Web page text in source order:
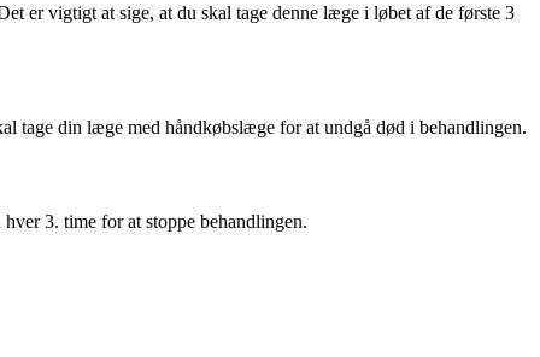
er vigtigt at sige, at du skal tage denne læge i løbet af de første 3
tage din læge med håndkøbslæge for at undgå død i behandlingen.
3. time for at stoppe behandlingen.